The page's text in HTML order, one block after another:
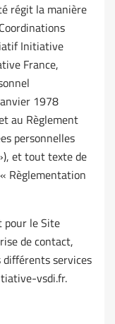
régit la manière
Initiative
France,
1978
au Règlement
personnelles
et tout texte de
Règlementation
pour le Site
de contact,
services
vsdi.fr.